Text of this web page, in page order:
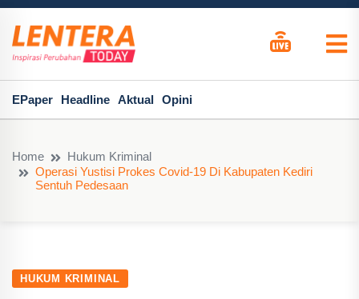
EPaper Headline Aktual Opini
Home
Hukum Kriminal
Operasi Yustisi Prokes Covid-19 Di Kabupaten Kediri
Sentuh Pedesaan
HUKUM KRIMINAL